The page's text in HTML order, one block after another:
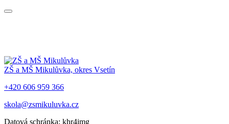
ZŠ a MŠ Mikulůvka, okres Vsetín
+420 606 959 366
skola@zsmikuluvka.cz
Datová schránka: khr4img